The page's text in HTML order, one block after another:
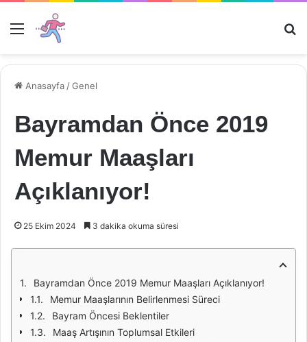
Menü
Anasayfa /Genel
Bayramdan Önce 2019
Memur Maaşları
Açıklanıyor!
25 Ekim 2024 3 dakika okuma süresi
Bayramdan Önce 2019 Memur Maaşları Açıklanıyor!
Memur Maaşlarının Belirlenmesi Süreci
Bayram Öncesi Beklentiler
Maaş Artışının Toplumsal Etkileri